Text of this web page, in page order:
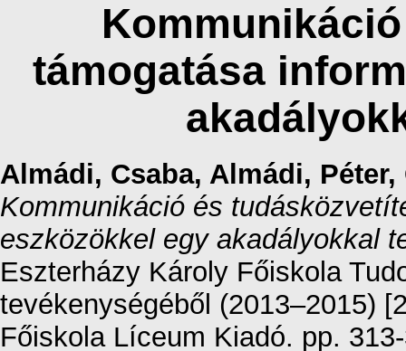
támogatása
Almádi, Csaba, Almádi, Péter,
Kommunikáció és
eszközökkel egy akadályokkal
Eszterházy Károly Főiskola
tevékenységéből (2013–2015)
Főiskola Líceum Kiadó. pp.